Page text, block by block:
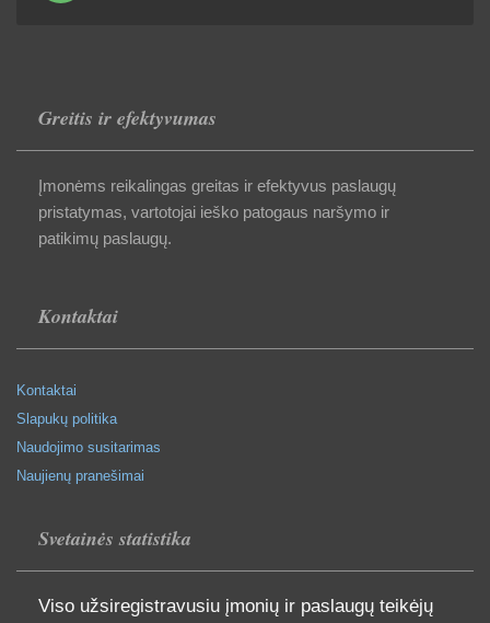
Greitis ir efektyvumas
Įmonėms reikalingas greitas ir efektyvus paslaugų
pristatymas, vartotojai ieško patogaus naršymo ir
patikimų paslaugų.
Kontaktai
Kontaktai
Slapukų politika
Naudojimo susitarimas
Naujienų pranešimai
Svetainės statistika
Viso užsiregistravusiu įmonių ir paslaugų teikėjų